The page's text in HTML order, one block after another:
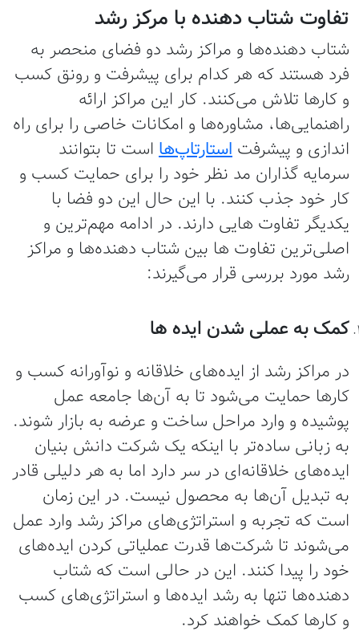
تفاوت شتاب دهنده با مرکز رشد
شتاب دهنده‌ها و مراکز رشد دو فضای منحصر به
فرد هستند که هر کدام برای پیشرفت و رونق کسب
و کارها تلاش می‌کنند. کار این مراکز ارائه
راهنمایی‌ها، مشاوره‌ها و امکانات خاصی را برای راه
اندازی و پیشرفتاستارتاپ‌هااست تا بتوانند
سرمایه گذاران مد نظر خود را برای حمایت کسب و
کار خود جذب کنند. با این حال این دو فضا با
یکدیگر تفاوت هایی دارند. در ادامه مهم‌ترین و
اصلی‌ترین تفاوت ها بین شتاب دهنده‌ها و مراکز
رشد مورد بررسی قرار می‌گیرند:
کمک به عملی شدن ایده ها
در مراکز رشد از ایده‌های خلاقانه و نوآورانه کسب و
کارها حمایت می‌شود تا به آن‌ها جامعه عمل
پوشیده و وارد مراحل ساخت و عرضه به بازار شوند‌.
به زبانی ساده‌تر با اینکه یک شرکت دانش بنیان
ایده‌های خلاقانه‌ای در سر دارد اما به هر دلیلی قادر
به تبدیل آن‌ها به محصول نیست. در این زمان
است که تجربه و استراتژی‌های مراکز رشد وارد عمل
می‌شوند تا شرکت‌ها قدرت عملیاتی کردن ایده‌های
خود را پیدا کنند. این در حالی است که شتاب
دهنده‌ها تنها به رشد ایده‌ها و استراتژی‌های کسب
و کارها کمک خواهند کرد.